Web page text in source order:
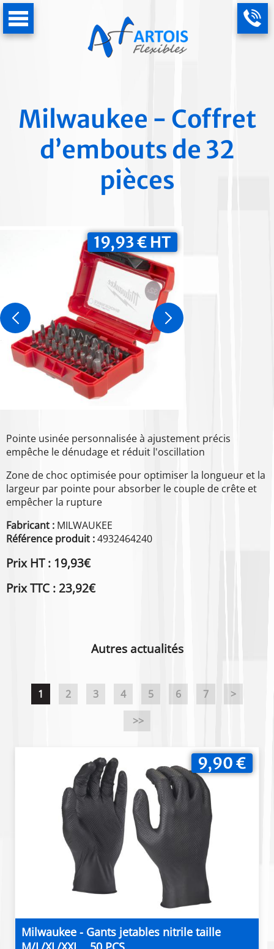
Milwaukee - Coffret
d’embouts de 32
pièces
19,93 € HT
Pointe usinée personnalisée à ajustement précis
empêche le dénudage et réduit l'oscillation
Zone de choc optimisée pour optimiser la longueur et la
largeur par pointe pour absorber le couple de crête et
empêcher la rupture
Fabricant : MILWAUKEE
Référence produit :4932464240
Prix HT : 19,93€
Prix TTC : 23,92€
Autres actualités
1 2 3 4 5 6 7
>
>>
Milwaukee - Gants jetables nitrile taille
9,90 €